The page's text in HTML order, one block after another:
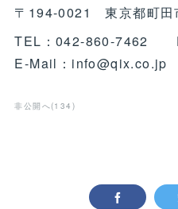
〒194-0021 東京都町田
TEL：042-860-7462
E-Mail：info@qix.co.jp
非公開へ(134 )